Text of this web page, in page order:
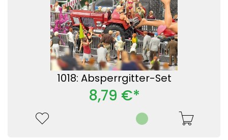
1018: Absperrgitter-Set
8,79 €*